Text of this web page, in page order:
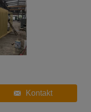
Kontakt